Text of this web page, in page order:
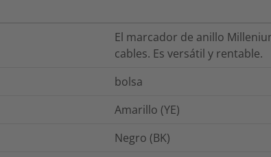
El marcador de anillo
cables. Es versátil y rentable.
bolsa
Amarillo (YE)
Negro (BK)